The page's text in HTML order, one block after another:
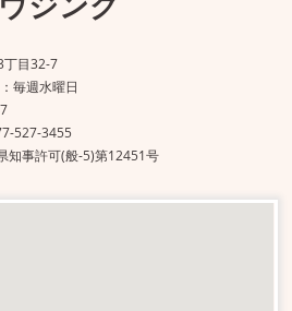
丁目32-7
毎週水曜日
527-3455
事許可(般-5)第12451号